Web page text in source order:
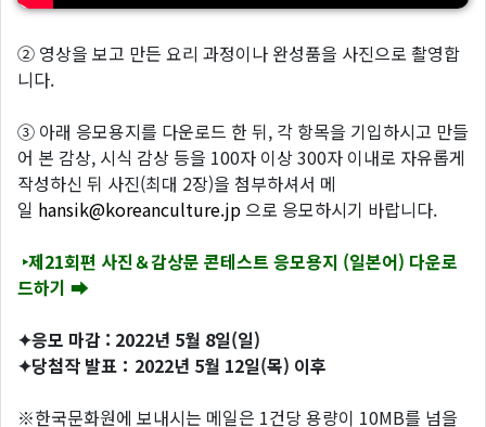
② 영상을 보고 만든 요리 과정이나 완성품을 사진으로 촬영합
니다.
③ 아래 응모용지를 다운로드 한 뒤, 각 항목을 기입하시고 만들
어 본 감상, 시식 감상 등을 100자 이상 300자 이내로 자유롭게
작성하신 뒤 사진(최대 2장)을 첨부하셔서 메
일 hansik@koreanculture.jp으로 응모하시기 바랍니다.
‣제21회편 사진＆감상문 콘테스트 응모용지 (일본어) 다운로
드하기 ➡
✦응모 마감 : 2022년 5월 8일(일)
✦당첨작 발표：2022년 5월 12일(목) 이후
※한국문화원에 보내시는 메일은 1건당 용량이 10MB를 넘을